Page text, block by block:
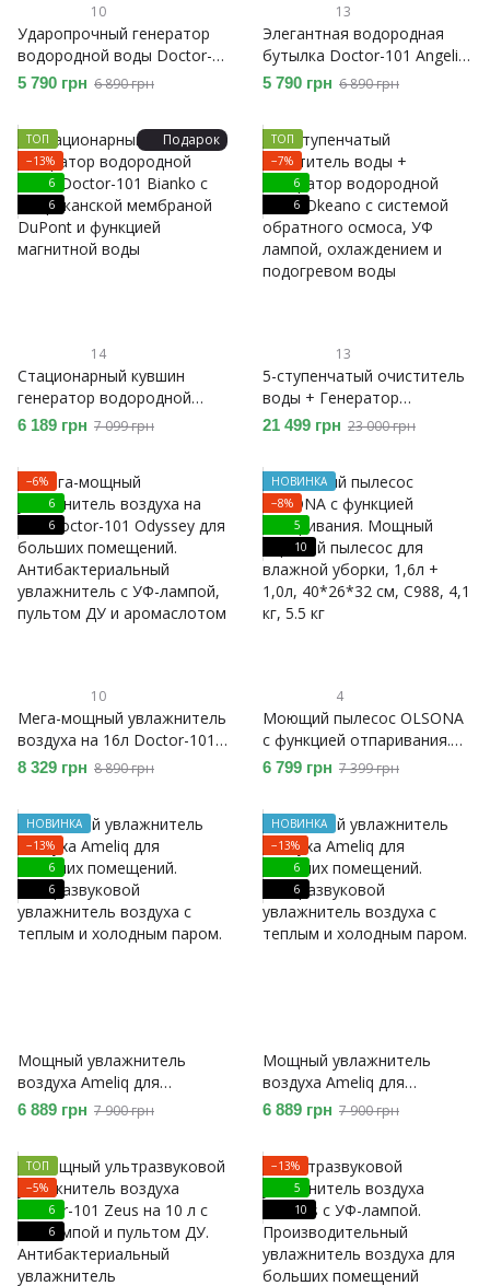
10
Ударопрочный генератор
водородной воды Doctor-
101 Azure с мембраной
DuPont. Водородная
бутылка на 280 мл
5 790 грн 6 890 грн
13
Элегантная водородная
бутылка Doctor-101 Angelic
на 280 мл. Генератор
водородной воды з
мембраной DuPont для
любого типа воды
5 790 грн 6 890 грн
Подарок
ТОП
−13%
6
6
14
Стационарный кувшин
генератор водородной
воды Doctor-101 Bianko с
американской мембраной
DuPont и функцией
магнитной воды
6 189 грн 7 099 грн
ТОП
−7%
6
6
13
5-ступенчатый очиститель
воды + Генератор
водородной воды Okeano с
системой обратного
осмоса, УФ лампой,
охлаждением и подогревом
воды
21 499 грн 23 000 грн
−6%
6
6
10
Мега-мощный увлажнитель
воздуха на 16л Doctor-101
Odyssey для больших
помещений.
Антибактериальный
увлажнитель с УФ-лампой,
пультом ДУ и аромаслотом
8 329 грн 8 890 грн
НОВИНКА
−8%
5
10
4
Моющий пылесос OLSONA
с функцией отпаривания.
Мощный паровой пылесос
для влажной уборки
6 799 грн 7 399 грн
НОВИНКА
−13%
6
6
Мощный увлажнитель
воздуха Ameliq для
больших помещений.
Ультразвуковой
увлажнитель воздуха с
теплым и холодным паром.
6 889 грн 7 900 грн
НОВИНКА
−13%
6
6
Мощный увлажнитель
воздуха Ameliq для
больших помещений.
Ультразвуковой
увлажнитель воздуха с
теплым и холодным паром.
6 889 грн 7 900 грн
ТОП
−5%
6
6
−13%
5
10